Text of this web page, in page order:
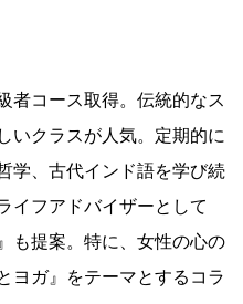
者コース取得。伝統的なス
いクラスが人気。定期的に
学、古代インド語を学び続
イフアドバイザーとして
も提案。特に、女性の心の
ヨガ』をテーマとするコラ